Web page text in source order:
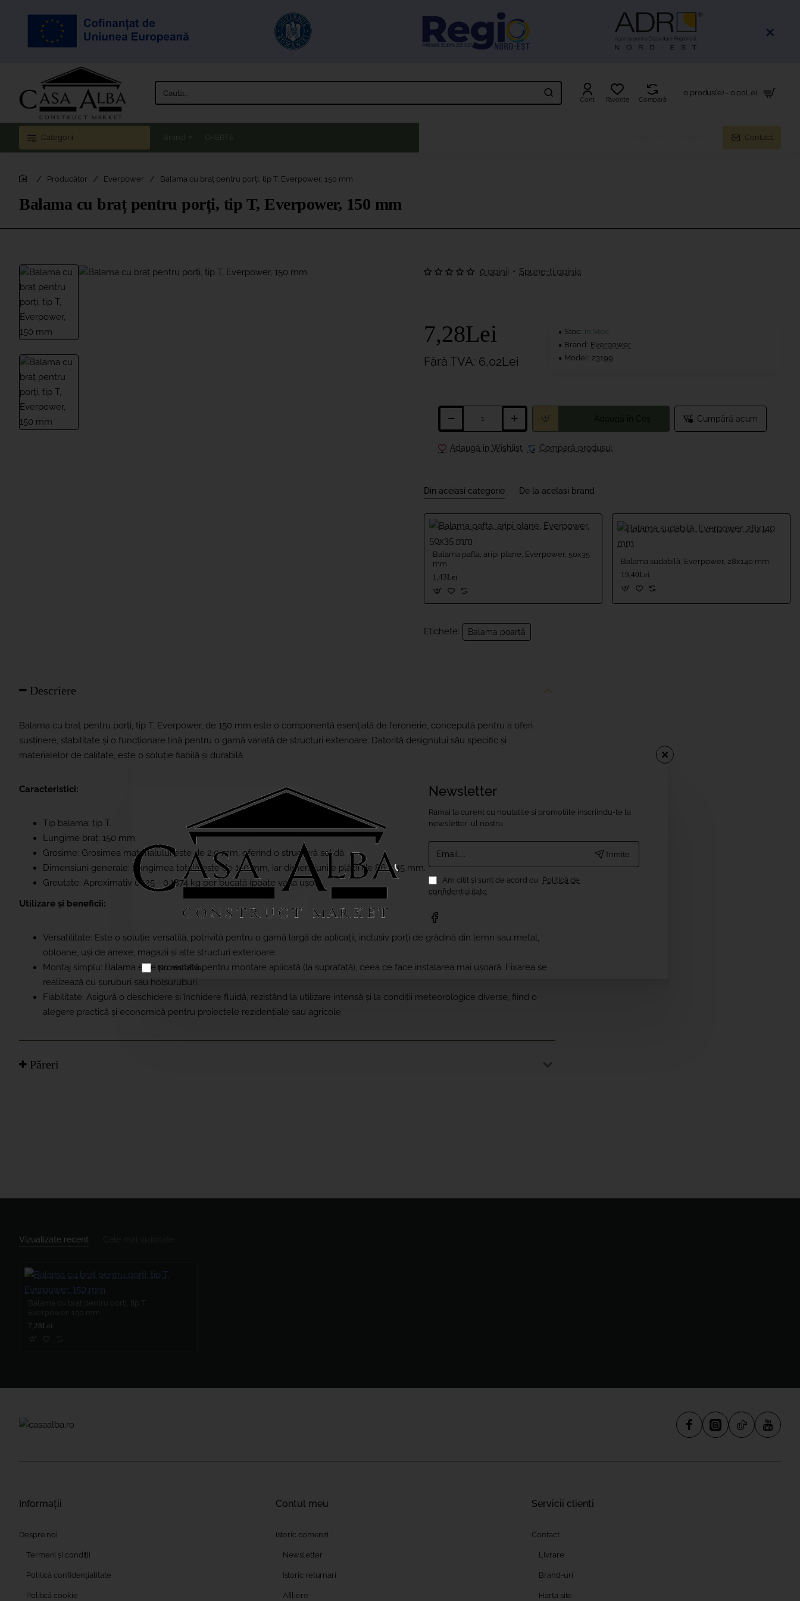
Newsletter
Ramai la curent cu noutatile si promotiile inscriindu-te la
newsletter-ul nostru
Email....
Trimite
Am citit şi sunt de acord cu Politică de
confidențialitate
Nu mai afisa
Cauta... Cont Favorite Compară
0 produs(e) - 0,00Lei
Categorii Brand OFERTE Contact
Balama cu braț pentru porți, tip T, Everpower, 150 mm
Producător Everpower Balama cu braț pentru porți, tip T, Everpower, 150 mm
0 opinii • Spune-ţi opinia
7,28Lei
Fără TVA: 6,02Lei
Stoc: In Stoc
Brand: Everpower
Model: 23199
Cumpără acum
Adaugă in Wishlist Compară produsul
Din aceiasi categorie De la acelasi brand
Balama pafta, aripi plane, Everpower, 50x35
mm
1,43Lei
Balama sudabilă, Everpower, 28x140 mm
19,40Lei
Etichete: Balama poartă
Descriere
Balama cu braț pentru porți, tip T, Everpower, de 150 mm este o componentă esențială de feronerie, concepută pentru a oferi
susținere, stabilitate și o funcționare lină pentru o gamă variată de structuri exterioare. Datorită designului său specific și
materialelor de calitate, este o soluție fiabilă și durabilă.
Caracteristici:
Tip balama: tip T.
Lungime braț: 150 mm.
Grosime: Grosimea materialului este de 2,0 mm, oferind o structură solidă.
Dimensiuni generale: Lungimea totală este de 150 mm, iar dimensiunile plăcii de 86 x 45 mm.
Greutate: Aproximativ 0.125 - 0.1874 kg per bucată (poate varia ușor).
Utilizare și beneficii:
Versatilitate: Este o soluție versatilă, potrivită pentru o gamă largă de aplicații, inclusiv porți de grădină din lemn sau metal,
obloane, uși de anexe, magazii și alte structuri exterioare.
Montaj simplu: Balama este proiectată pentru montare aplicată (la suprafață), ceea ce face instalarea mai ușoară. Fixarea se
realizează cu șuruburi sau holșuruburi.
Fiabilitate: Asigură o deschidere și închidere fluidă, rezistând la utilizare intensă și la condiții meteorologice diverse, fiind o
alegere practică și economică pentru proiectele rezidențiale sau agricole.
Păreri
Vizualizate recent
7,28Lei
Informații
Despre noi
Termeni și condiții
Politică confidențialitate
Politică cookie
Contul meu
Istoric comenzi
Newsletter
Istoric returnari
Afiliere
Servicii clienti
Contact
Livrare
Brand-uri
Harta site